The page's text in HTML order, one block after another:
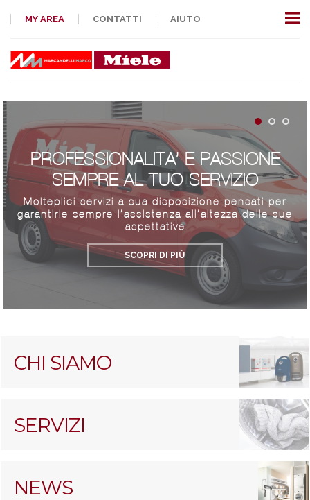
MY AREA CONTATTI AIUTO
PROFESSIONALITA’ E PASSIONE
SEMPRE AL TUO SERVIZIO
Molteplici servizi a sua disposizione pensati per
garantirle sempre l’assistenza all’altezza delle sue
aspettative
SCOPRI DI PIÙ
CHI SIAMO
SERVIZI
NEWS